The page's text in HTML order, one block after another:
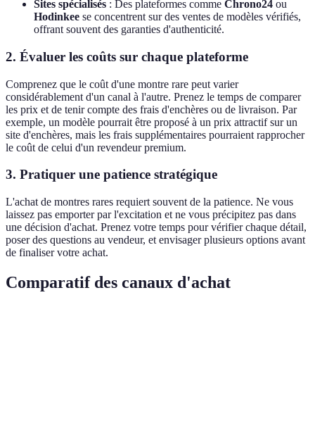
Sites spécialisés : Des plateformes comme Chrono24 ou
Hodinkee se concentrent sur des ventes de modèles vérifiés,
offrant souvent des garanties d'authenticité.
2. Évaluer les coûts sur chaque plateforme
Comprenez que le coût d'une montre rare peut varier
considérablement d'un canal à l'autre. Prenez le temps de comparer
les prix et de tenir compte des frais d'enchères ou de livraison. Par
exemple, un modèle pourrait être proposé à un prix attractif sur un
site d'enchères, mais les frais supplémentaires pourraient rapprocher
le coût de celui d'un revendeur premium.
3. Pratiquer une patience stratégique
L'achat de montres rares requiert souvent de la patience. Ne vous
laissez pas emporter par l'excitation et ne vous précipitez pas dans
une décision d'achat. Prenez votre temps pour vérifier chaque détail,
poser des questions au vendeur, et envisager plusieurs options avant
de finaliser votre achat.
Comparatif des canaux d'achat